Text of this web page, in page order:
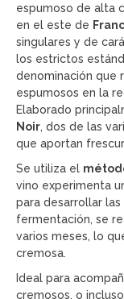
espumoso de alta
en el este de
singulares y de
los estrictos
denominación que
espumosos en la
Elaborado
Noir, dos de las
que aportan
Se utiliza el
vino experimenta
para desarrollar
fermentación, se
varios meses, lo
cremosa.
Ideal para
cremosos, o